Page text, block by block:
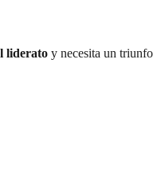
liderato y necesita un triunfo